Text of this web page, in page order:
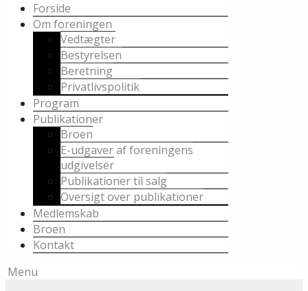
Forside
Om foreningen
Vedtægter
Bestyrelsen
Beretning
Privatlivspolitik
Program
Publikationer
Broen
E-udgaver af foreningens
udgivelser
Publikationer til salg
Oversigt over publikationer
Medlemskab
Broen
Kontakt
Menu